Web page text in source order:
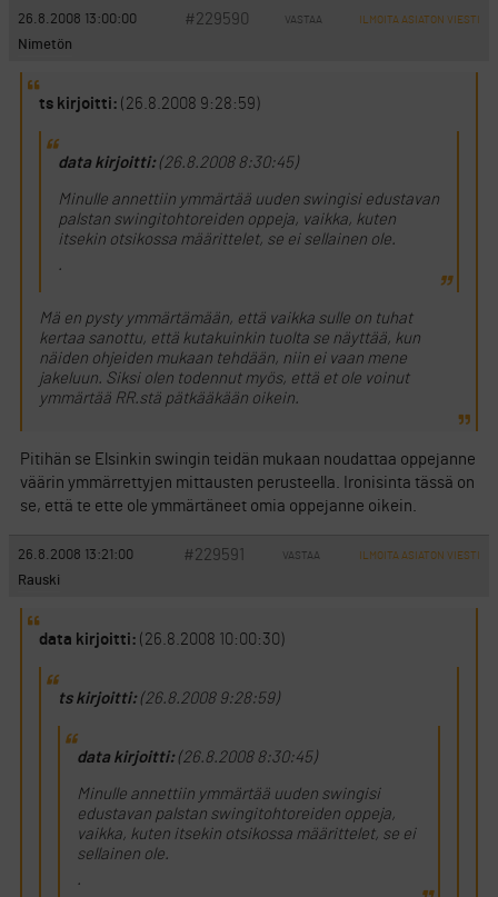
26.8.2008 13:00:00 #229590 VASTAA ILMOITA ASIATON VIESTI
Nimetön
ts kirjoitti: (26.8.2008 9:28:59)
data kirjoitti:(26.8.2008 8:30:45)
Minulle annettiin ymmärtää uuden swingisi edustavan
palstan swingitohtoreiden oppeja, vaikka, kuten
itsekin otsikossa määrittelet, se ei sellainen ole.
.
Mä en pysty ymmärtämään, että vaikka sulle on tuhat
kertaa sanottu, että kutakuinkin tuolta se näyttää, kun
näiden ohjeiden mukaan tehdään, niin ei vaan mene
jakeluun. Siksi olen todennut myös, että et ole voinut
ymmärtää RR.stä pätkääkään oikein.
Pitihän se Elsinkin swingin teidän mukaan noudattaa oppejanne
väärin ymmärrettyjen mittausten perusteella. Ironisinta tässä on
se, että te ette ole ymmärtäneet omia oppejanne oikein.
26.8.2008 13:21:00 #229591 VASTAA ILMOITA ASIATON VIESTI
Rauski
data kirjoitti: (26.8.2008 10:00:30)
ts kirjoitti:(26.8.2008 9:28:59)
data kirjoitti:(26.8.2008 8:30:45)
Minulle annettiin ymmärtää uuden swingisi
edustavan palstan swingitohtoreiden oppeja,
vaikka, kuten itsekin otsikossa määrittelet, se ei
sellainen ole.
.